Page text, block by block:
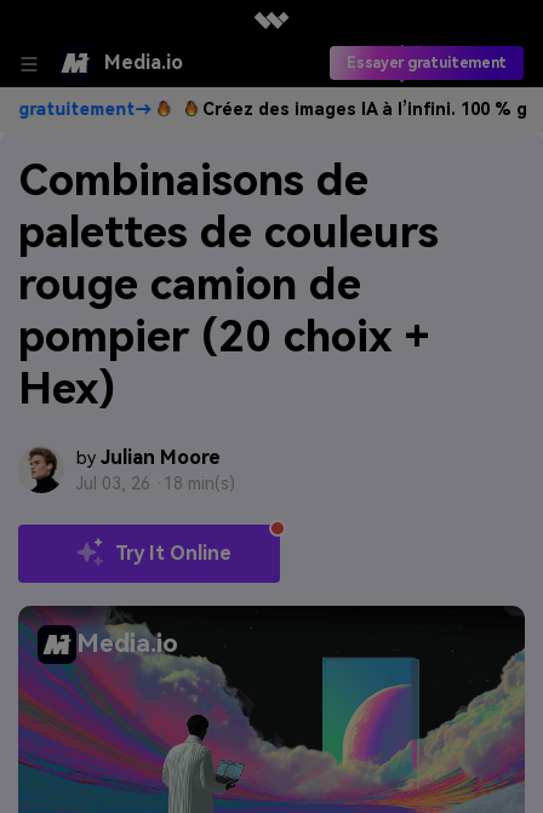
Media.io Essayer gratuitement
Créez des images IA à l’infini. 100 % gratuit!
Combinaisons de
palettes de couleurs
rouge camion de
pompier (20 choix +
Hex)
by Julian Moore
Jul 03, 26 · 18 min(s)
Try It Online
Media.io